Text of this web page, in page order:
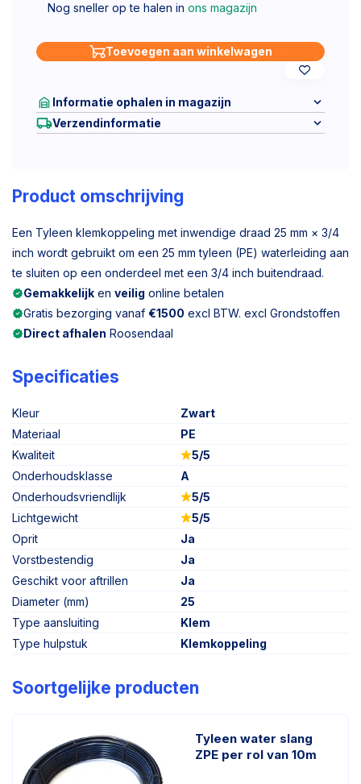
Nog sneller op te halen in ons magazijn
Toevoegen aan winkelwagen
Informatie ophalen in magazijn
Verzendinformatie
Product omschrijving
Een Tyleen klemkoppeling met inwendige draad 25 mm × 3/4
inch wordt gebruikt om een 25 mm tyleen (PE) waterleiding aan
te sluiten op een onderdeel met een 3/4 inch buitendraad.
Gemakkelijk en veilig online betalen
Gratis bezorging vanaf €1500 excl BTW. excl Grondstoffen
Direct afhalen Roosendaal
Specificaties
Kleur
Zwart
Materiaal
PE
Kwaliteit
5/5
Onderhoudsklasse
A
Onderhoudsvriendlijk
5/5
Lichtgewicht
5/5
Oprit
Ja
Vorstbestendig
Ja
Geschikt voor aftrillen
Ja
Diameter (mm)
25
Type aansluiting
Klem
Type hulpstuk
Klemkoppeling
Soortgelijke producten
Tyleen water slang
ZPE per rol van 10m